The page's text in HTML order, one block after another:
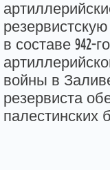
в составе 942-
войны в
резервиста
палестинских